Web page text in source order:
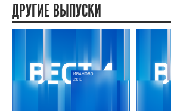
ДРУГИЕ ВЫПУСКИ